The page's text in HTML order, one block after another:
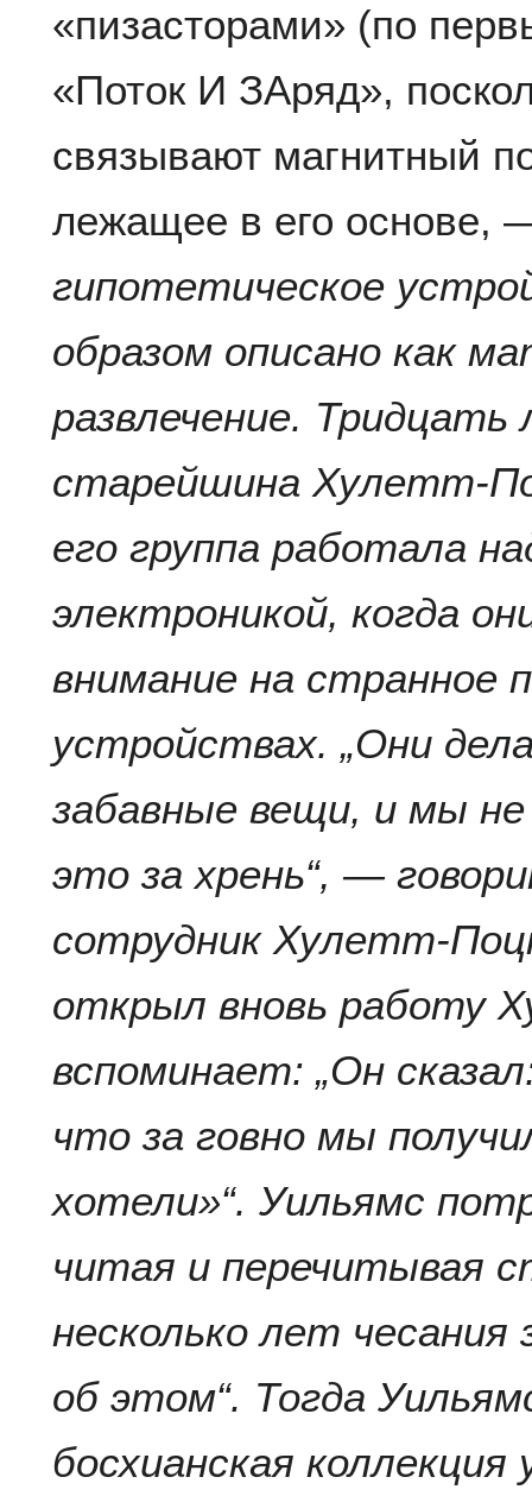
«пизасторами» (по
«Поток И ЗАряд»,
связывают магнитный
лежащее в его основе,
гипотетическое
образом описано как
развлечение.
старейшина Хулетт-
его группа работала
электроникой, когда
внимание на странное
устройствах. „Они
забавные вещи, и мы
это за хрень“, —
сотрудник Хулетт-
открыл вновь работу
вспоминает: „Он
что за говно мы
хотели»“. Уильямс
читая и перечитывая
несколько лет
об этом“. Тогда
босхианская